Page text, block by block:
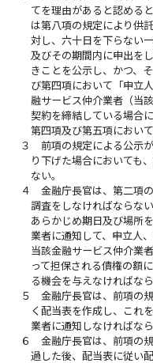
てを理由があると認める
は第八項の規定により供
対し、六十日を下らない
及びその期間内に申出を
きことを公示し、かつ、
び第四項において「申立
融サービス仲介業者（当
契約を締結している場合
第四項及び第五項におい
３
前項の規定による公示
り下げた場合においても
ない。
４
金融庁長官は、第二項
調査をしなければならな
あらかじめ期日及び場所
業者に通知して、申立人
当該金融サービス仲介業
って担保される債権の額
る機会を与えなければなら
５
金融庁長官は、前項の
く配当表を作成し、これ
業者に通知しなければなら
６
金融庁長官は、前項の
過した後、配当表に従い